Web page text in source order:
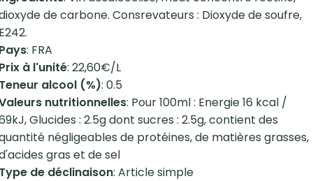
de carbone. Consrevateurs : Dioxyde de soufre,
: FRA
à l'unité: 22,60€/L
alcool (%): 0.5
nutritionnelles: Pour 100ml : Energie 16 kcal /
Glucides : 2.5g dont sucres : 2.5g, contient des
négligeables de protéines, de matières grasses,
gras et de sel
de déclinaison: Article simple